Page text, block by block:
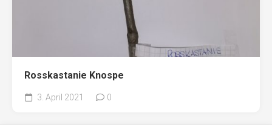
Rosskastanie Knospe
3. April 2021 0